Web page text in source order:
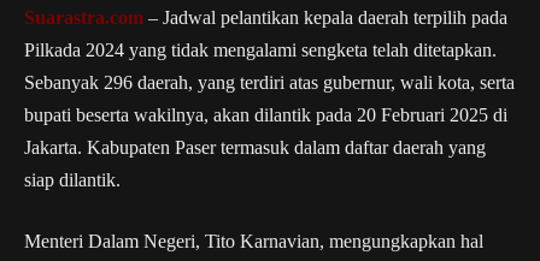
Suarastra.com – Jadwal pelantikan kepala daerah terpilih pada
Pilkada 2024 yang tidak mengalami sengketa telah ditetapkan.
Sebanyak 296 daerah, yang terdiri atas gubernur, wali kota, serta
bupati beserta wakilnya, akan dilantik pada 20 Februari 2025 di
Jakarta. Kabupaten Paser termasuk dalam daftar daerah yang
siap dilantik.
Menteri Dalam Negeri, Tito Karnavian, mengungkapkan hal